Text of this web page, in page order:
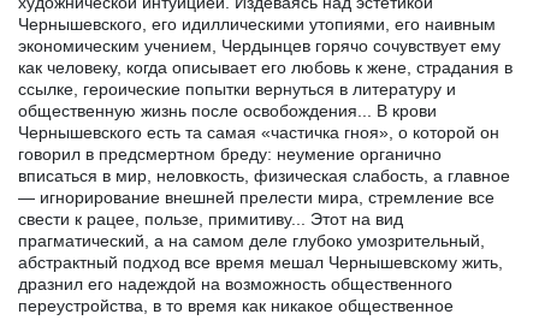
Чернышевского, его идиллическими утопиями, его наивным
экономическим учением, Чердынцев горячо сочувствует ему
как человеку, когда описывает его любовь к жене, страдания в
ссылке, героические попытки вернуться в литературу и
общественную жизнь после освобождения... В крови
Чернышевского есть та самая «частичка гноя», о которой он
говорил в предсмертном бреду: неумение органично
вписаться в мир, неловкость, физическая слабость, а главное
— игнорирование внешней прелести мира, стремление все
свести к рацее, пользе, примитиву... Этот на вид
прагматический, а на самом деле глубоко умозрительный,
абстрактный подход все время мешал Чернышевскому жить,
дразнил его надеждой на возможность общественного
переустройства, в то время как никакое общественное